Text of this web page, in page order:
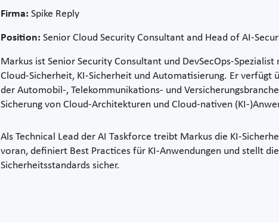
Firma: Spike Reply
Position: Senior Cloud Security Consultant and Head of AI-
Markus ist Senior Security Consultant und DevSecOps-
Cloud-Sicherheit, KI-Sicherheit und Automatisierung. Er verfügt
der Automobil-, Telekommunikations- und
Sicherung von Cloud-Architekturen und Cloud-nativen (KI-
Als Technical Lead der AI Taskforce treibt Markus die KI-
voran, definiert Best Practices für KI-Anwendungen und stellt
Sicherheitsstandards sicher.